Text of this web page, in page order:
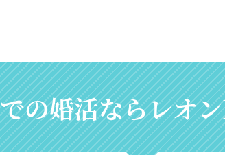
の婚活ならレオ